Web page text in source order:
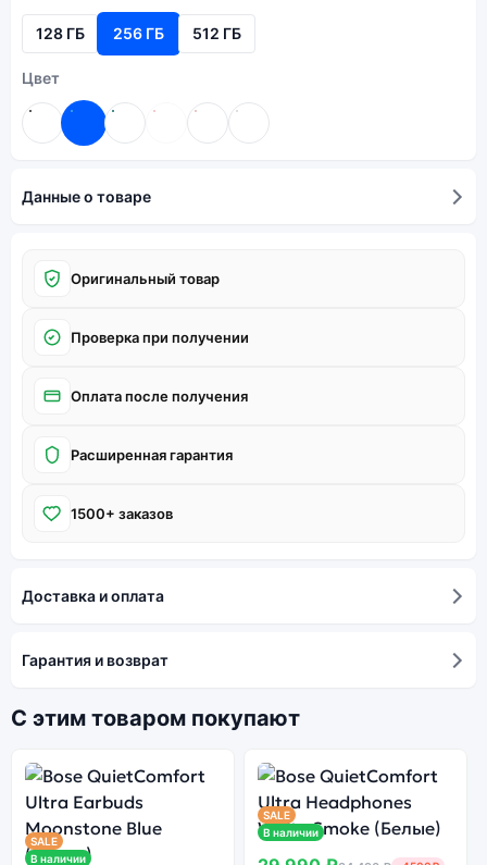
128 ГБ 256 ГБ 512 ГБ
Цвет
Данные о товаре
Оригинальный товар
Проверка при получении
Оплата после получения
Расширенная гарантия
1500+ заказов
Доставка и оплата
Гарантия и возврат
С этим товаром покупают
SALE
В наличии
SALE
В наличии